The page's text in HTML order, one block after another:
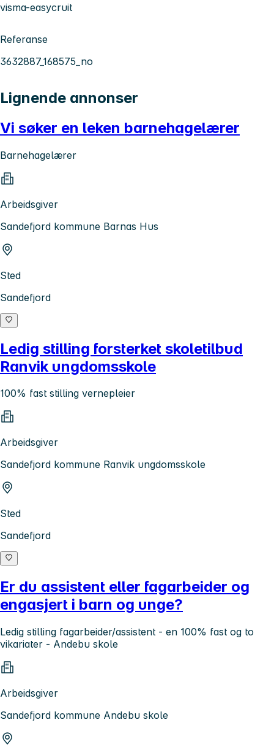
visma-easycruit
Referanse
3632887_168575_no
Lignende annonser
Vi søker en leken barnehagelærer
Barnehagelærer
Arbeidsgiver
Sandefjord kommune Barnas Hus
Sted
Sandefjord
Ledig stilling forsterket skoletilbud
Ranvik ungdomsskole
100% fast stilling vernepleier
Arbeidsgiver
Sandefjord kommune Ranvik ungdomsskole
Sted
Sandefjord
Er du assistent eller fagarbeider og
engasjert i barn og unge?
Ledig stilling fagarbeider/assistent - en 100% fast og to
vikariater - Andebu skole
Arbeidsgiver
Sandefjord kommune Andebu skole